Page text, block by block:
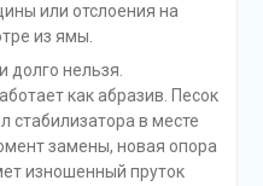
или отслоения на
из ямы.
долго нельзя.
как абразив. Песок
стабилизатора в месте
замены, новая опора
изношенный пруток